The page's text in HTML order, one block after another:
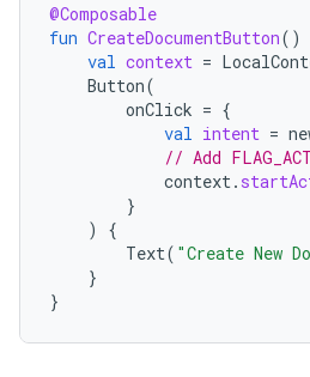
@Composable
fun CreateDocumentButton()
val context =
Button(
onClick = {
val intent =
// Add
context .
}
)
{
Text( "Create New
}
}